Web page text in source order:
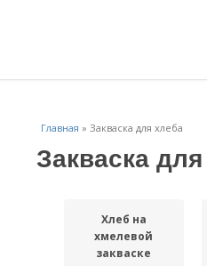
Главная » Закваска для хлеба
Закваска
Хлеб на
хмелевой
закваске